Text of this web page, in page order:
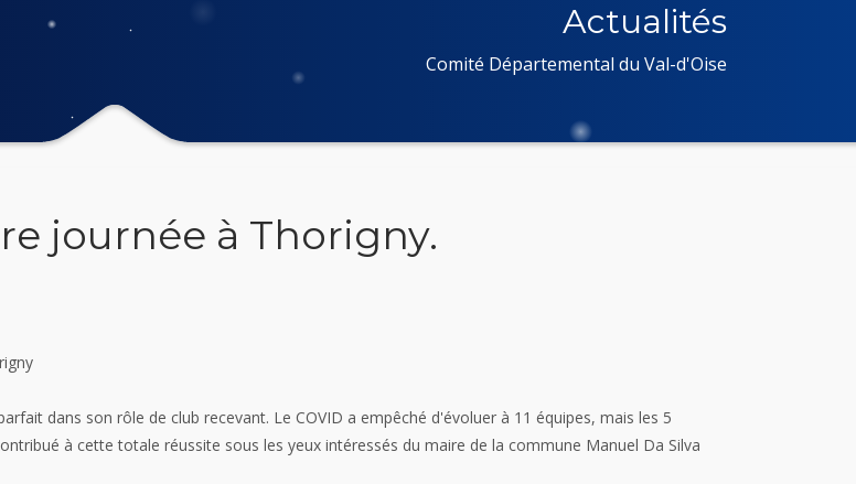
Actualités
Comité Départemental du Val-d'Oise
journée à Thorigny.
dans son rôle de club recevant. Le COVID a empêché d'évoluer à 11 équipes, mais les 5
à cette totale réussite sous les yeux intéressés du maire de la commune Manuel Da Silva